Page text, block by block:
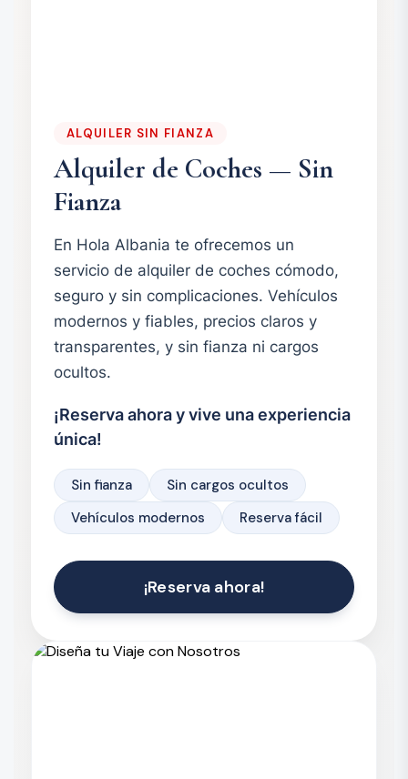
ALQUILER SIN FIANZA
Alquiler de Coches — Sin
Fianza
En Hola Albania te ofrecemos un
servicio de alquiler de coches cómodo,
seguro y sin complicaciones. Vehículos
modernos y fiables, precios claros y
transparentes, y sin fianza ni cargos
ocultos.
¡Reserva ahora y vive una experiencia
única!
Sin fianza
Sin cargos ocultos
Vehículos modernos
Reserva fácil
¡Reserva ahora!